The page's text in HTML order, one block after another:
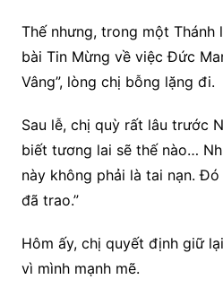
Thế nhưng, trong một Thánh
bài Tin Mừng về việc Đức
Vâng”, lòng chị bỗng lặng đi.
Sau lễ, chị quỳ rất lâu trước
biết tương lai sẽ thế nào…
này không phải là tai nạn.
đã trao.”
Hôm ấy, chị quyết định giữ
vì mình mạnh mẽ.